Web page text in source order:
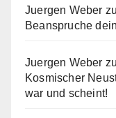
Juergen Weber zu
Beanspruche
Juergen Weber zu
Kosmischer
war und scheint!